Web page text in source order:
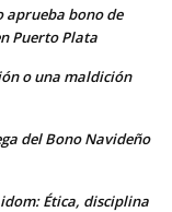
aprueba bono de
Puerto Plata
o una maldición
del Bono Navideño
Ética, disciplina